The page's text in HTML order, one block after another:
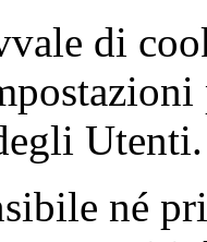
di
Utenti.
né